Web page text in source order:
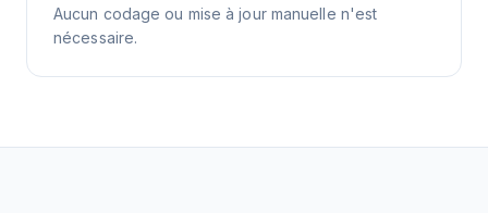
Aucun codage ou mise à jour manuelle n'est
nécessaire.